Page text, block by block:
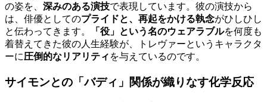
の姿を、 深みのある演技で表現しています。彼の演技から
は、俳優としてのプライドと、再起をかける執念がひしひし
と伝わってきます。
「役」という名のウェアラブルを何度も
着替えてきた彼の人生経験が、トレヴァーというキャラクタ
ーに圧倒的なリアリティ を与えているのです。
サイモンとの「バディ」関係が織りなす化学反応